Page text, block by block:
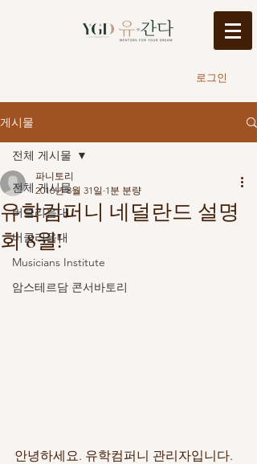
로그인
게시물
전체 게시물
버클리음대
버클리음대
Musicians Institute
암스테르담 콘서바토리
전체 게시물
유학컴퍼니 네덜란드 설명
회 8월!
파니토리
2016년 8월 31일 1분 분량
안녕하세요. 유학컴퍼니 관리자입니다.